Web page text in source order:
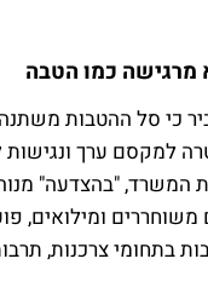
כמו הטבה
כי סל ההטבות משתנה
למקסם ערך
המשרד, "בהצדעה"
משוחררים ומילואים,
בתחומי צרכנות,